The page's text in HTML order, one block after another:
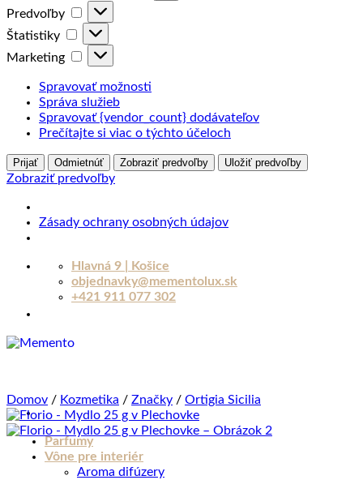
Predvoľby
Predvoľby
Štatistiky Štatistiky
Marketing Marketing
Spravovať možnosti
Správa služieb
Spravovať {vendor_count} dodávateľov
Prečítajte si viac o týchto účeloch
Prijať Odmietnúť Zobraziť predvoľby Uložiť predvoľby
Zobraziť predvoľby
Zásady ochrany osobných údajov
Skip
Hlavná 9 | Košice
objednavky@mementolux.sk
+421 911 077 302
Parfumy
Vône pre interiér
Aroma difúzery
Domov / Kozmetika / Značky / Ortigia Sicilia